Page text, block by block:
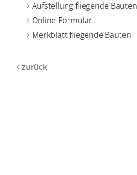
Aufstellung fliegende Bauten
Online-Formular
Merkblatt fliegende Bauten
zurück